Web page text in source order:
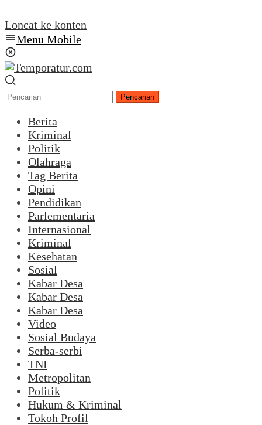
Loncat ke konten
Menu Mobile
Pencarian
Berita
Kriminal
Politik
Olahraga
Tag Berita
Opini
Pendidikan
Parlementaria
Internasional
Kriminal
Kesehatan
Sosial
Kabar Desa
Kabar Desa
Kabar Desa
Video
Sosial Budaya
Serba-serbi
TNI
Metropolitan
Politik
Hukum & Kriminal
Tokoh Profil